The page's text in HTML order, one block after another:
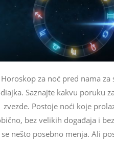
Horoskop za noć pred nama za
Saznajte kakvu poruku
zvezde. Postoje noći koje
bez velikih događaja i
se nešto posebno menja. Ali